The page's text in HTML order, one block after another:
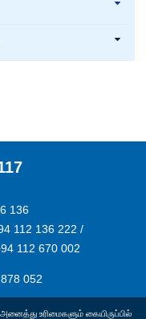
136
112 136 222 /
112 670 002
052
உரிமைகளும் கையிருப்பில்